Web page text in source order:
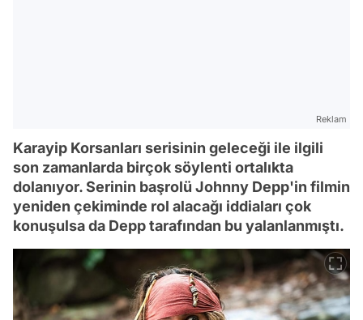
Reklam
Karayip Korsanları serisinin geleceği ile ilgili
son zamanlarda birçok söylenti ortalıkta
dolanıyor. Serinin başrolü Johnny Depp'in filmin
yeniden çekiminde rol alacağı iddiaları çok
konuşulsa da Depp tarafından bu yalanlanmıştı.